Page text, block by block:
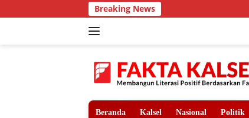
ke
Breaking News Teror
Beranda Kalsel Nasional Politik